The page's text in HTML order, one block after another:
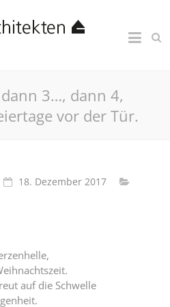
3…, dann 4,
vor der Tür.
18. Dezember 2017
auf die Schwelle